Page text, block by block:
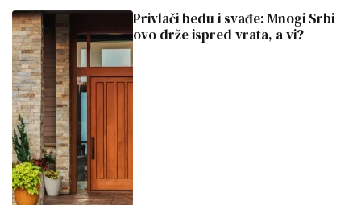
Privlači bedu i svađe: Mnogi Srbi
ovo drže ispred vrata, a vi?